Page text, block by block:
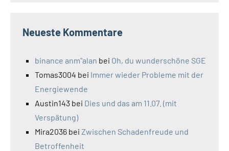
Neueste Kommentare
binance anm"alan bei Oh, du wunderschöne SGE
Tomas3004 bei Immer wieder Probleme mit der
Energiewende
Austin143 bei Dies und das am 11.07. (mit
Verspätung)
Mira2036 bei Zwischen Schadenfreude und
Betroffenheit